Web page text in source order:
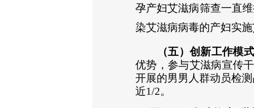
孕产妇艾滋病筛查一直
染艾滋病病毒的产妇实
（五）创新工作模
优势，参与艾滋病宣传
开展的男男人群动员检
近1/2。